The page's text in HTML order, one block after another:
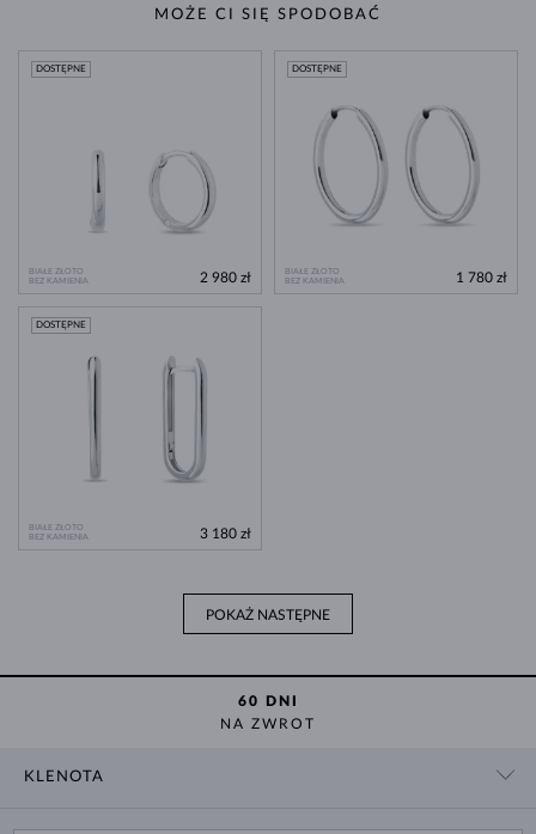
MOŻE CI SIĘ SPODOBAĆ
BIAŁE ZŁOTO
BEZ KAMIENIA
DOSTĘPNE
2 980 zł
BIAŁE ZŁOTO
BEZ KAMIENIA
DOSTĘPNE
1 780 zł
BIAŁE ZŁOTO
BEZ KAMIENIA
DOSTĘPNE
3 180 zł
POKAŻ NASTĘPNE
60 DNI
NA ZWROT
KLENOTA